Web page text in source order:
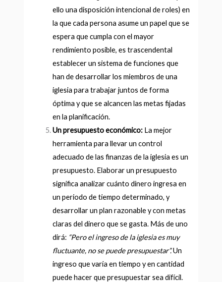
ello una disposición intencional de roles) en
la que cada persona asume un papel que se
espera que cumpla con el mayor
rendimiento posible, es trascendental
establecer un sistema de funciones que
han de desarrollar los miembros de una
iglesia para trabajar juntos de forma
óptima y que se alcancen las metas fijadas
en la planificación.
Un presupuesto económico: La mejor
herramienta para llevar un control
adecuado de las finanzas de la iglesia es un
presupuesto. Elaborar un presupuesto
significa analizar cuánto dinero ingresa en
un periodo de tiempo determinado, y
desarrollar un plan razonable y con metas
claras del dinero que se gasta. Más de uno
dirá: “Pero el ingreso de la iglesia es muy
fluctuante, no se puede presupuestar”.Un
ingreso que varía en tiempo y en cantidad
puede hacer que presupuestar sea difícil.